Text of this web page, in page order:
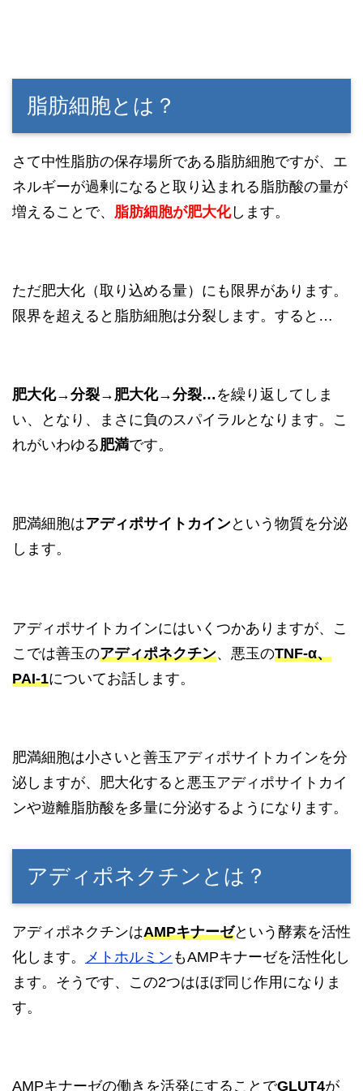
脂肪細胞とは？
さて中性脂肪の保存場所である脂肪細胞ですが、エ
ネルギーが過剰になると取り込まれる脂肪酸の量が
増えることで、 脂肪細胞が肥大化します。
ただ肥大化（取り込める量）にも限界があります。
限界を超えると脂肪細胞は分裂します。すると…
肥大化→分裂→肥大化→分裂… を繰り返してしま
い、となり、まさに負のスパイラルとなります。こ
れがいわゆる肥満です。
肥満細胞はアディポサイトカインという物質を分泌
します。
アディポサイトカインにはいくつかありますが、こ
こでは善玉のアディポネクチン、悪玉のTNF-α、
PAI-1についてお話します。
肥満細胞は小さいと善玉アディポサイトカインを分
泌しますが、肥大化すると悪玉アディポサイトカイ
ンや遊離脂肪酸を多量に分泌するようになります。
アディポネクチンとは？
アディポネクチンはAMPキナーゼという酵素を活性
化します。
メトホルミン もAMPキナーゼを活性化し
ます。そうです、この2つはほぼ同じ作用になりま
す。
AMPキナーゼの働きを活発にすることでGLUT4が